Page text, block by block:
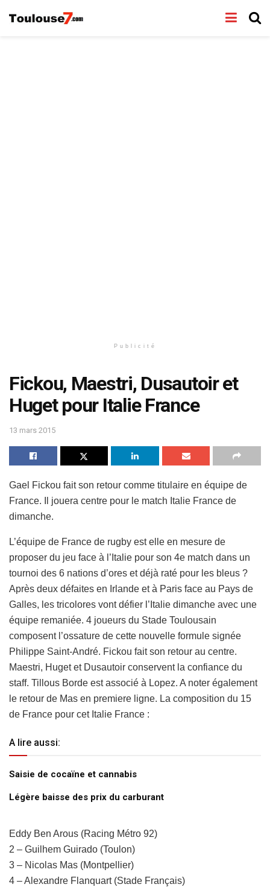
Publicité
Fickou, Maestri, Dusautoir et
Huget pour Italie France
13 mars 2015
Gael Fickou fait son retour comme titulaire en équipe de
France. Il jouera centre pour le match Italie France de
dimanche.
L’équipe de France de rugby est elle en mesure de
proposer du jeu face à l’Italie pour son 4e match dans un
tournoi des 6 nations d’ores et déjà raté pour les bleus ?
Après deux défaites en Irlande et à Paris face au Pays de
Galles, les tricolores vont défier l’Italie dimanche avec une
équipe remaniée. 4 joueurs du Stade Toulousain
composent l’ossature de cette nouvelle formule signée
Philippe Saint-André. Fickou fait son retour au centre.
Maestri, Huget et Dusautoir conservent la confiance du
staff. Tillous Borde est associé à Lopez. A noter également
le retour de Mas en premiere ligne. La composition du 15
de France pour cet Italie France :
A lire aussi:
Saisie de cocaïne et cannabis
Légère baisse des prix du carburant
Eddy Ben Arous (Racing Métro 92)
2 – Guilhem Guirado (Toulon)
3 – Nicolas Mas (Montpellier)
4 – Alexandre Flanquart (Stade Français)